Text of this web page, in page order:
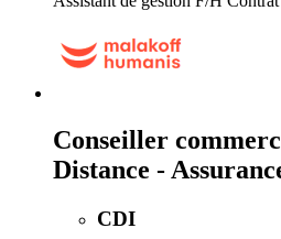
Conseiller
Distance -
CDI